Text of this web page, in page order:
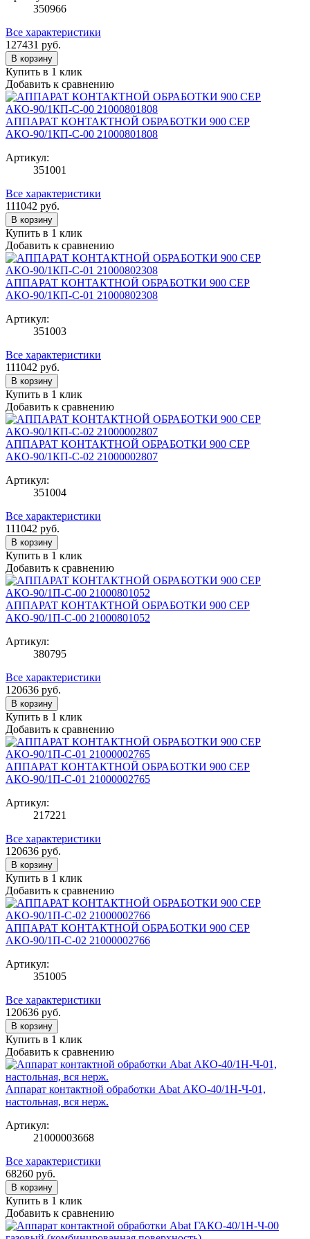
350966
Все характеристики
127431 руб.
В корзину
Купить в 1 клик
Добавить к сравнению
АППАРАТ КОНТАКТНОЙ ОБРАБОТКИ 900 СЕР
АКО-90/1КП-С-00 21000801808
Артикул:
351001
Все характеристики
111042 руб.
В корзину
Купить в 1 клик
Добавить к сравнению
АППАРАТ КОНТАКТНОЙ ОБРАБОТКИ 900 СЕР
АКО-90/1КП-С-01 21000802308
Артикул:
351003
Все характеристики
111042 руб.
В корзину
Купить в 1 клик
Добавить к сравнению
АППАРАТ КОНТАКТНОЙ ОБРАБОТКИ 900 СЕР
АКО-90/1КП-С-02 21000002807
Артикул:
351004
Все характеристики
111042 руб.
В корзину
Купить в 1 клик
Добавить к сравнению
АППАРАТ КОНТАКТНОЙ ОБРАБОТКИ 900 СЕР
АКО-90/1П-С-00 21000801052
Артикул:
380795
Все характеристики
120636 руб.
В корзину
Купить в 1 клик
Добавить к сравнению
АППАРАТ КОНТАКТНОЙ ОБРАБОТКИ 900 СЕР
АКО-90/1П-С-01 21000002765
Артикул:
217221
Все характеристики
120636 руб.
В корзину
Купить в 1 клик
Добавить к сравнению
АППАРАТ КОНТАКТНОЙ ОБРАБОТКИ 900 СЕР
АКО-90/1П-С-02 21000002766
Артикул:
351005
Все характеристики
120636 руб.
В корзину
Купить в 1 клик
Добавить к сравнению
Аппарат контактной обработки Abat АКО-40/1Н-Ч-01,
настольная, вся нерж.
Артикул:
21000003668
Все характеристики
68260 руб.
В корзину
Купить в 1 клик
Добавить к сравнению